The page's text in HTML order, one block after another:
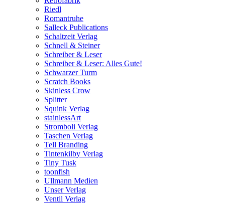
Riedl
Romantruhe
Salleck Publications
Schaltzeit Verlag
Schnell & Steiner
Schreiber & Leser
Schreiber & Leser: Alles Gute!
Schwarzer Turm
Scratch Books
Skinless Crow
Splitter
Squink Verlag
stainlessArt
Stromboli Verlag
Taschen Verlag
Tell Branding
Tintenkilby Verlag
Tiny Tusk
toonfish
Ullmann Medien
Unser Verlag
Ventil Verlag